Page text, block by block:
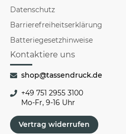
Datenschutz
Barrierefreiheitserklärung
Batteriegesetzhinweise
Kontaktiere uns
shop@tassendruck.de
+49 751 2955 3100
Mo-Fr, 9-16 Uhr
Vertrag widerrufen